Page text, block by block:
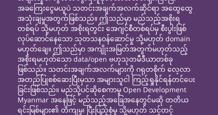
အခကြေးငွေမယူပဲ သတင်းအချက်အလက်ဆိုင်ရာ အထွေထွေ
အသုံးချမှုအတွက်ဖြစ်သည်။ ဤသည်မှာ မည်သည့်အစိုးရ
တစ်ရပ် သို့မဟုတ် အစိုးရတွင်း အေဂျင်စီတစ်ရပ်မှ စီးပွါးဖြစ်
လုပ်ဆောင်နေသော သုတသနဝန်ဆောင်မှု သို့မဟုတ် domain
မဟုတ်ချေ။ ဤသည်မှာ အကျိုးအမြတ်အတွက်မဟုတ်သည့်
အစိုးရမဟုတ်သော data/open ဗဟုသုတမီဒီယာတစ်ခု
ဖြစ်သည်။ သတင်းအချက်အလက်များကို ဂရုတစိုက် လေ့လာ
အတည်ပြုစစ်ဆေးပြီးမှသာ အများသူငါ ကြည့်ရှုနိုင်ရန်တင်ပေး
ခြင်းဖြစ်သည်။ မည်သို့ပင်ဆိုစေကာမူ Open Development
Myanmar အနေဖြင့် မည်သည့်အခြေအနေတွင်မဆို တတိယ
ရင်းမြစ်များ၏ တိကျမှု၊ ပြီးပြည့်စုံမှု သို့မဟုတ် သင့်တင့်